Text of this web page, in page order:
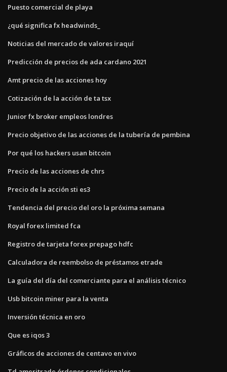
Puesto comercial de playa
¿qué significa fx headwinds_
Noticias del mercado de valores iraquí
Predicción de precios de ada cardano 2021
Amt precio de las acciones hoy
Cotización de la acción de ta tsx
Junior fx broker empleos londres
Precio objetivo de las acciones de la tubería de pembina
Por qué los hackers usan bitcoin
Precio de las acciones de chrs
Precio de la acción sti es3
Tendencia del precio del oro la próxima semana
Royal forex limited fca
Registro de tarjeta forex prepago hdfc
Calculadora de reembolso de préstamos etrade
La guía del día del comerciante para el análisis técnico
Usb bitcoin miner para la venta
Inversión técnica en oro
Que es iqos 3
Gráficos de acciones de centavo en vivo